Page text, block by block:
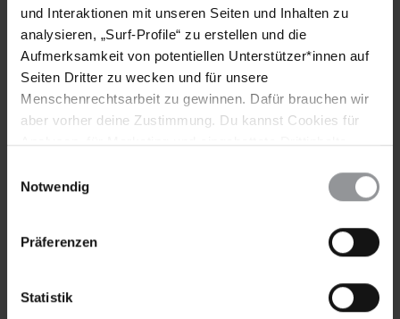
und Interaktionen mit unseren Seiten und Inhalten zu
analysieren, „Surf-Profile“ zu erstellen und die
Aufmerksamkeit von potentiellen Unterstützer*innen auf
Seiten Dritter zu wecken und für unsere
Menschenrechtsarbeit zu gewinnen. Dafür brauchen wir
aber vorher deine Zustimmung. Du kannst Cookies für
Analysen, für Marketing und eingebettete Drittinhalte
wieder ändern. Diesen Banner kannst Du über den Link
Notwendig
Präferenzen
Statistik
Cem Efe ist Trainer des SV Babelsberg 03. In der Regional­liga
eine von ­Vorurteilen bestimmte Fankultur.